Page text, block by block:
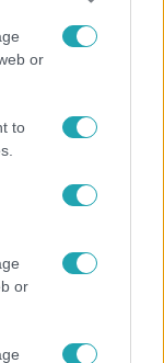
or
to
or
készül. És
ismeretlen sírt
6:49